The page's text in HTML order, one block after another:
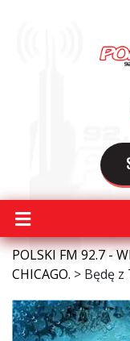
POLSKI FM 92.7 -
CHICAGO. > Będę z